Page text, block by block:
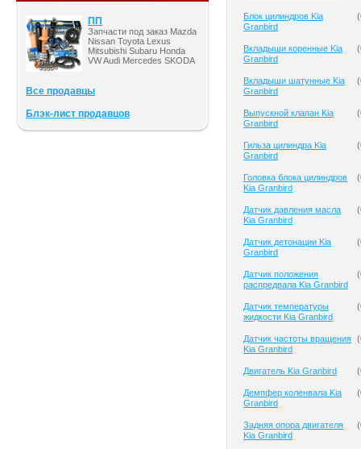
ПП
Запчасти под заказ Mazda
Nissan Toyota Lexus
Mitsubishi Subaru Honda
VW Audi Mercedes SKODA
Все продавцы
Блэк-лист продавцов
Блок цилиндров Kia
Granbird
(
Вкладыши коренные Kia
Granbird
(
Вкладыши шатунные Kia
Granbird
(
Выпускной клапан Kia
Granbird
(
Гильза цилиндра Kia
Granbird
(
Головка блока цилиндров
Kia Granbird
(
Датчик давления масла
Kia Granbird
(
Датчик детонации Kia
Granbird
(
Датчик положения
распредвала Kia Granbird
(
Датчик температуры
жидкости Kia Granbird
(
Датчик частоты вращения
Kia Granbird
(
Двигатель Kia Granbird (
Демпфер коленвала Kia
Granbird
(
Задняя опора двигателя
Kia Granbird
(